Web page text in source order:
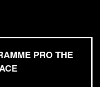
PRO THE